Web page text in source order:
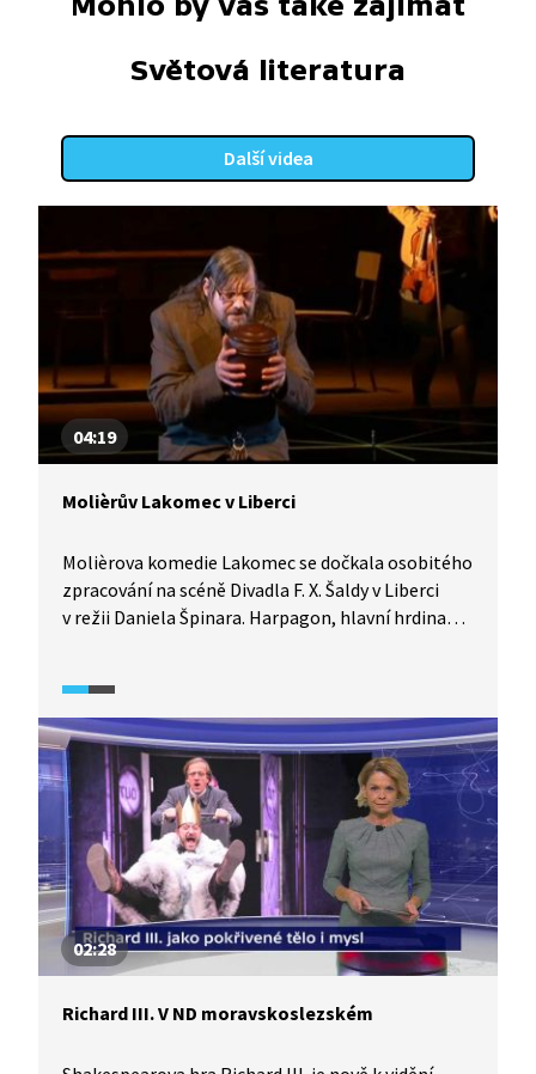
Světová literatura
Další videa
04:19
Molièrův Lakomec v Liberci
Molièrova komedie Lakomec se dočkala osobitého
zpracování na scéně Divadla F. X. Šaldy v Liberci
v režii Daniela Špinara. Harpagon, hlavní hrdina
z rukou, a podle režiséra zaslouží spíš naši lítost
než pohrdání. Lakomec v Liberci je sice komedie,
ale k pouhé bujaré frašce má rozhodně daleko.
02:28
Richard III. V ND moravskoslezském